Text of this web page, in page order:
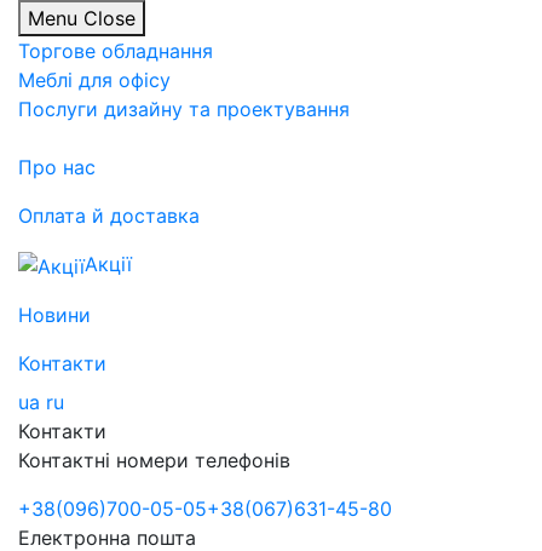
Menu Close
Торгове обладнання
Меблі для офісу
Послуги дизайну та проектування
Про нас
Оплата й доставка
Акції
Новини
Контакти
ua ru
Контакти
Контактні номери телефонів
+38(096)700-05-05+38(067)631-45-80
Електронна пошта